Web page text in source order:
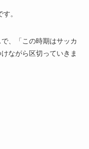
。
、「この時期はサッカ
ながら区切っていきま